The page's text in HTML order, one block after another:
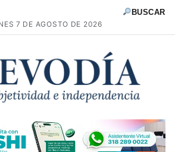
7 DE AGOSTO DE 2026
BUSCAR